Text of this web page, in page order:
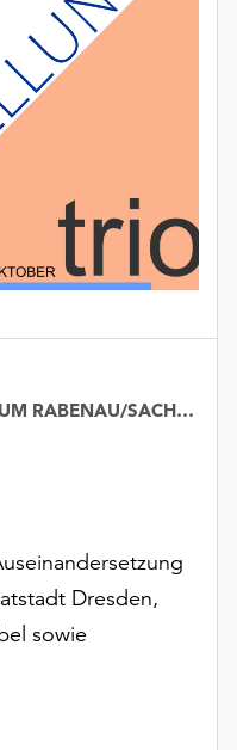
DEUTSCHES STUHLBAUMUSEUM RABENAU/SACHSEN
Dresden,
sowie